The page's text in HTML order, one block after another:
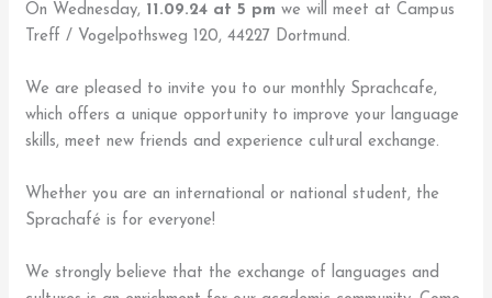
On Wednesday, 11.09.24 at 5 pmwe will meet at Campus
Treff / Vogelpothsweg 120, 44227 Dortmund.
We are pleased to invite you to our monthly Sprachcafe,
which offers a unique opportunity to improve your language
skills, meet new friends and experience cultural exchange.
Whether you are an international or national student, the
Sprachafé is for everyone!
We strongly believe that the exchange of languages and